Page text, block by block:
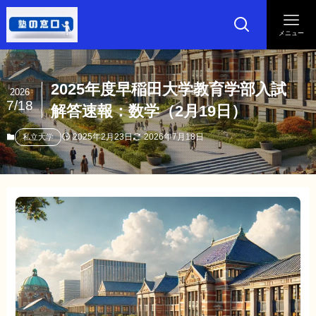
メニュー
2025年度早稲田大学教育学部入試
解答速報：数学（2月19日）
2026
7/18
私立大学 2025年2月23日 2026年7月18日